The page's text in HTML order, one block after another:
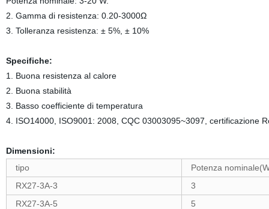
2. Gamma di resistenza: 0.20-3000Ω
3. Tolleranza resistenza: ± 5%, ± 10%
Specifiche:
1. Buona resistenza al calore
2. Buona stabilità
3. Basso coefficiente di temperatura
4. ISO14000, ISO9001: 2008, CQC 03003095~3097, certificazione
Dimensioni:
tipo
Potenza
RX27-3A-3
3
RX27-3A-5
5